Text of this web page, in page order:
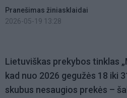
Pranešimas žiniasklaidai
2026-05-19 13:28
Lietuviškas prekybos tinklas
kad nuo 2026 gegužės 18 iki
skubus nesaugios prekės –